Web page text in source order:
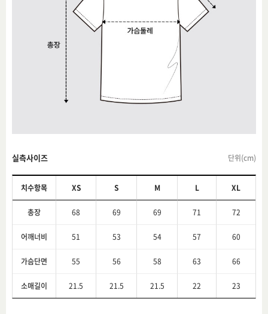
실측사이즈 단위(cm)
치수항목 XS S M L XL
총장 68 69 69 71 72
어깨너비 51 53 54 57 60
가슴단면 55 56 58 63 66
소매길이 21.5 21.5 21.5 22 23